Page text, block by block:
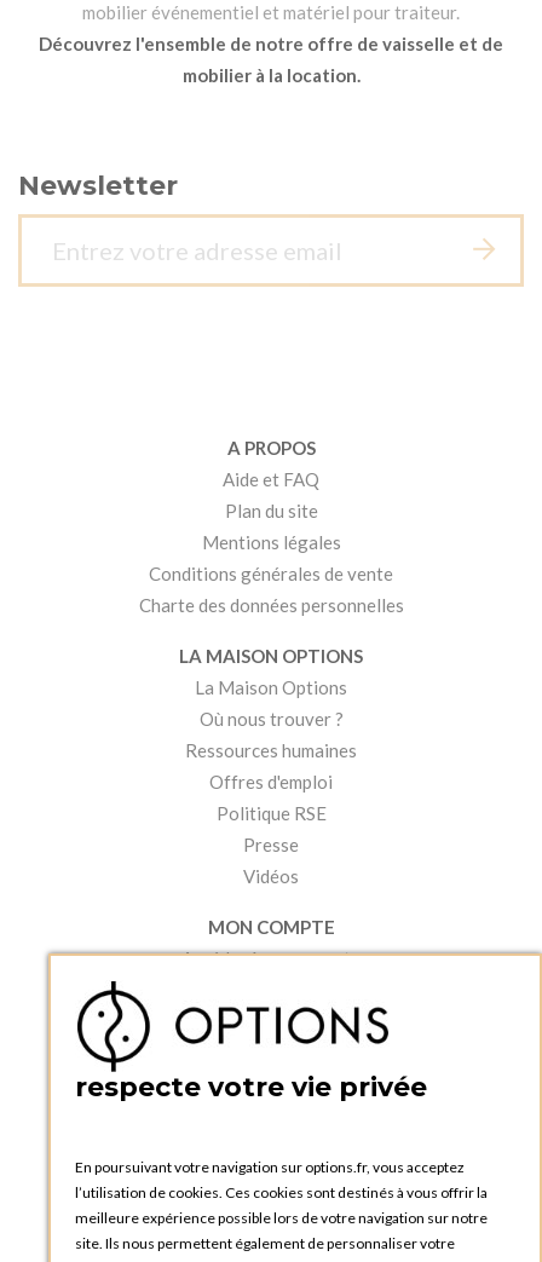
mobilier événementiel et matériel pour traiteur.
Découvrez l'ensemble de notre offre de vaisselle et de
mobilier à la location.
Newsletter
A PROPOS
Aide et FAQ
Plan du site
Mentions légales
Conditions générales de vente
Charte des données personnelles
LA MAISON OPTIONS
La Maison Options
Où nous trouver ?
Ressources humaines
Offres d'emploi
Politique RSE
Presse
Vidéos
MON COMPTE
Accéder à mon compte
Créer un compte
PRATIQUE
Catalogues et bons de commande
Tutoriels
respecte votre vie privée
En poursuivant votre navigation sur options.fr, vous acceptez
l’utilisation de cookies. Ces cookies sont destinés à vous offrir la
meilleure expérience possible lors de votre navigation sur notre
site. Ils nous permettent également de personnaliser votre